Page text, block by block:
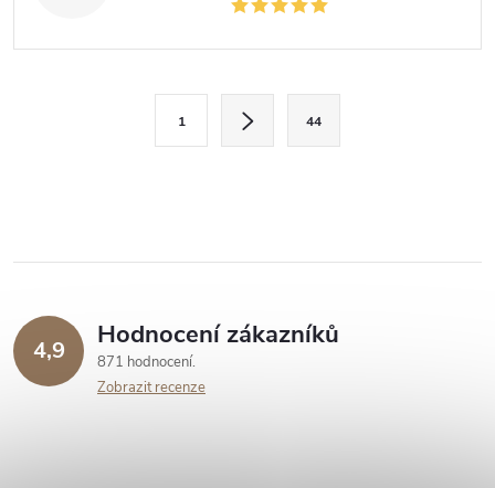
a
c
k
v
á
n
1 44
4,9 Hodnocení zákazníků
871 hodnocení
Zobrazit recenze